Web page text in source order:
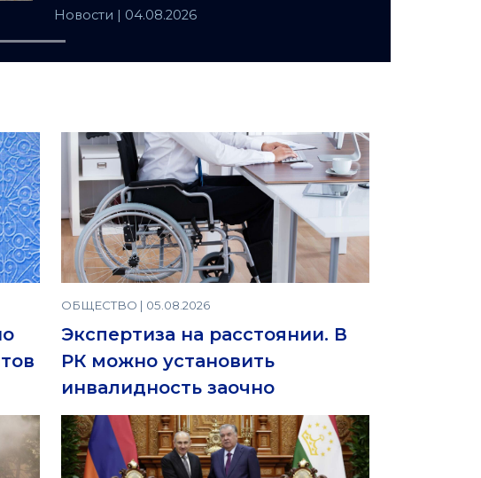
Новости | 04.08.2026
ОБЩЕСТВО | 05.08.2026
Экспертиза на расстоянии. В
РК можно установить
инвалидность заочно